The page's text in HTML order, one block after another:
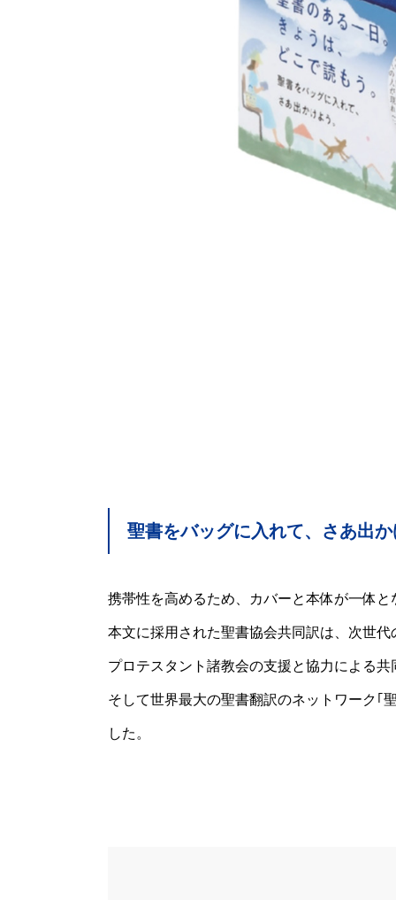
聖書をバッグに入れて、さあ出
携帯性を高めるため、カバーと本体が一体
本文に採用された聖書協会共同訳は、次世
プロテスタント諸教会の支援と協力による
そして世界最大の聖書翻訳のネットワーク｢
した。